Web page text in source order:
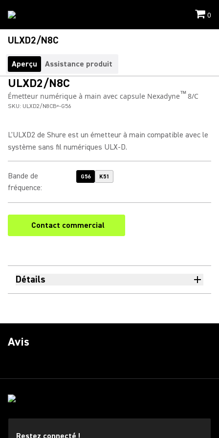
0
ULXD2/N8C
Aperçu Assistance produit
ULXD2/N8C
Émetteur numérique à main avec capsule Nexadyne™8/C
SKU: ULXD2/N8CB=-G56
L'ULXD2 de Shure est un émetteur à main compatible avec le
système sans fil numériques ULX-D.
Bande de
fréquence:
G56 K51
Contact commercial
Détails
Avis
Restez connecté !